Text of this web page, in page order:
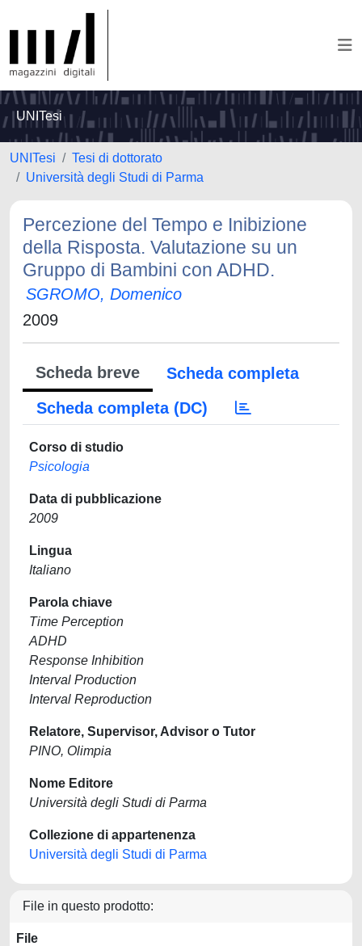
UNITesi
UNITesi
Tesi di dottorato
Università degli Studi di Parma
Percezione del Tempo e Inibizione
della Risposta. Valutazione su un
Gruppo di Bambini con ADHD.
SGROMO, Domenico
2009
Scheda breve
Scheda completa
Scheda completa (DC)
Corso di studio
Psicologia
Data di pubblicazione
2009
Lingua
Italiano
Parola chiave
Time Perception
ADHD
Response Inhibition
Interval Production
Interval Reproduction
Relatore, Supervisor, Advisor o Tutor
PINO, Olimpia
Nome Editore
Università degli Studi di Parma
Collezione di appartenenza
Università degli Studi di Parma
File in questo prodotto:
File